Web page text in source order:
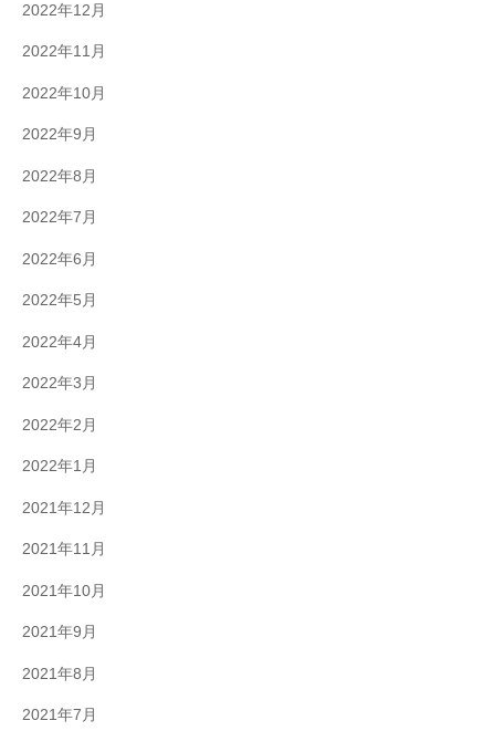
2022年12月
2022年11月
2022年10月
2022年9月
2022年8月
2022年7月
2022年6月
2022年5月
2022年4月
2022年3月
2022年2月
2022年1月
2021年12月
2021年11月
2021年10月
2021年9月
2021年8月
2021年7月